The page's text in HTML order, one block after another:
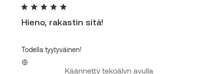
Hieno, rakastin sitä!
Todella tyytyväinen!
Käännetty tekoälyn avulla